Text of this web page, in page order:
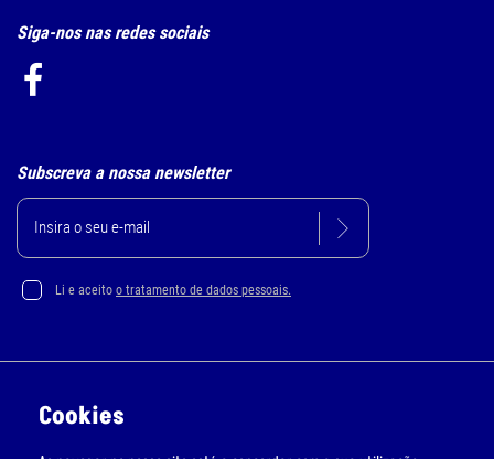
Siga-nos nas redes sociais
Subscreva a nossa newsletter
Li e aceito o tratamento de dados pessoais.
Cookies